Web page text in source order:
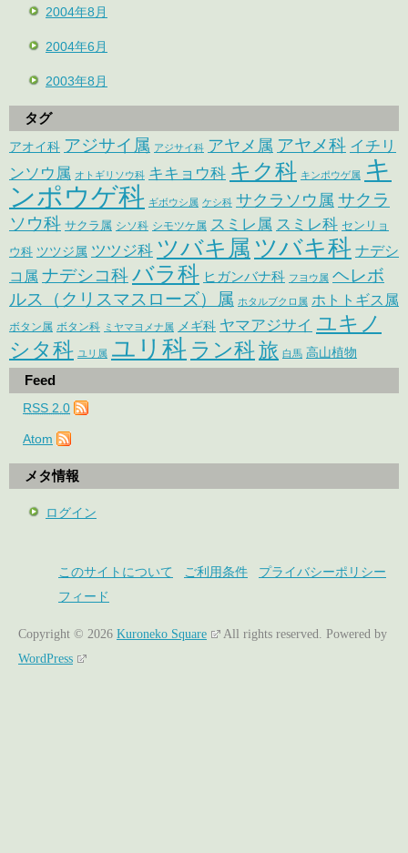
2004年8月
2004年6月
2003年8月
タグ
アオイ科 アジサイ属 アジサイ科 アヤメ属 アヤメ科 イチリ
ンソウ属 オトギリソウ科 キキョウ科 キク科 キンポウゲ属 キ
ンポウゲ科 ギボウシ属 ケシ科 サクラソウ属 サクラ
ソウ科 サクラ属 シソ科 シモツケ属 スミレ属 スミレ科 センリョ
ウ科 ツツジ属 ツツジ科 ツバキ属 ツバキ科 ナデシ
コ属 ナデシコ科バラ科 ヒガンバナ科 フヨウ属 ヘレボ
ルス（クリスマスローズ）属 ホタルブクロ属 ホトトギス属
ボタン属 ボタン科 ミヤマヨメナ属 メギ科 ヤマアジサイ ユキノ
シタ科 ユリ属 ユリ科 ラン科旅 白馬 高山植物
Feed
RSS 2.0
Atom
メタ情報
ログイン
このサイトについて ご利用条件
プライバシーポリシー
フィード
Copyright © 2026 Kuroneko Square All rights reserved. Powered by
WordPress